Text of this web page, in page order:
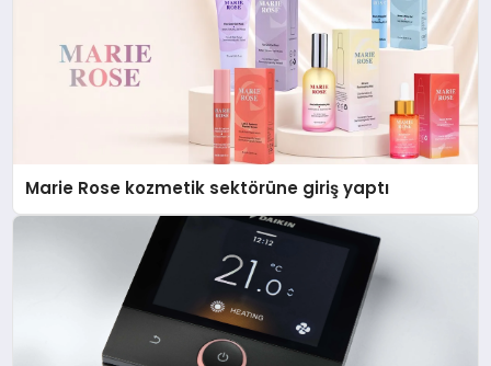
Marie Rose kozmetik sektörüne giriş yaptı